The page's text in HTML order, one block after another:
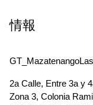
情報
2a Calle, Entre 3a y
Zona 3, Colonia